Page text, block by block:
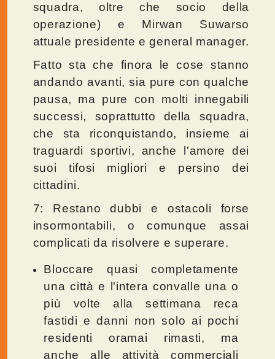
squadra, oltre che socio della
operazione) e Mirwan Suwarso
attuale presidente e general manager.
Fatto sta che finora le cose stanno
andando avanti, sia pure con qualche
pausa, ma pure con molti innegabili
successi, soprattutto della squadra,
che sta riconquistando, insieme ai
traguardi sportivi, anche l'amore dei
suoi tifosi migliori e persino dei
cittadini.
7: Restano dubbi e ostacoli forse
insormontabili, o comunque assai
complicati da risolvere e superare.
Bloccare quasi completamente
una città e l'intera convalle una o
più volte alla settimana reca
fastidi e danni non solo ai pochi
residenti oramai rimasti, ma
anche alle attività commerciali